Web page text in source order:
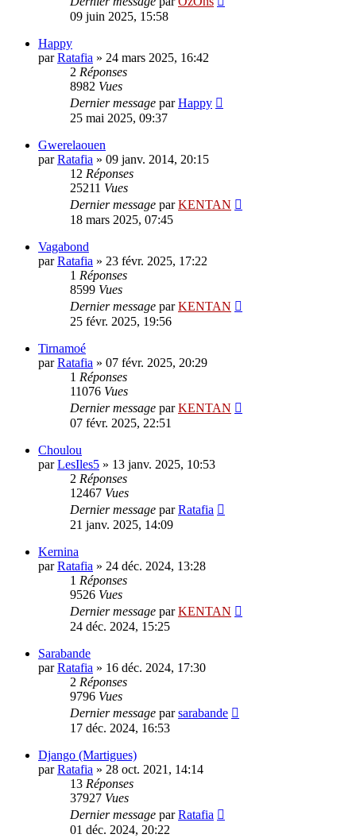
09 juin 2025, 15:58
Happy
parRatafia » 24 mars 2025, 16:42
2 Réponses
8982 Vues
Dernier message parHappy
25 mai 2025, 09:37
Gwerelaouen
parRatafia » 09 janv. 2014, 20:15
12 Réponses
25211 Vues
Dernier message parKENTAN
18 mars 2025, 07:45
Vagabond
parRatafia » 23 févr. 2025, 17:22
1 Réponses
8599 Vues
Dernier message parKENTAN
25 févr. 2025, 19:56
Tirnamoé
parRatafia » 07 févr. 2025, 20:29
1 Réponses
11076 Vues
Dernier message parKENTAN
07 févr. 2025, 22:51
Choulou
parLesIles5 » 13 janv. 2025, 10:53
2 Réponses
12467 Vues
Dernier message parRatafia
21 janv. 2025, 14:09
Kernina
parRatafia » 24 déc. 2024, 13:28
1 Réponses
9526 Vues
Dernier message parKENTAN
24 déc. 2024, 15:25
Sarabande
parRatafia » 16 déc. 2024, 17:30
2 Réponses
9796 Vues
Dernier message parsarabande
17 déc. 2024, 16:53
Django (Martigues)
parRatafia » 28 oct. 2021, 14:14
13 Réponses
37927 Vues
Dernier message parRatafia
01 déc. 2024, 20:22